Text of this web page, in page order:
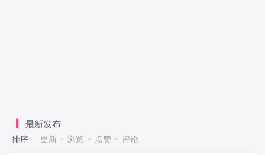
最新发布
排序 更新 浏览 点赞 评论